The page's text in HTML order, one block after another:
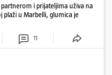
partnerom i prijateljima uživa na
plaži u Marbelli, glumica je
11